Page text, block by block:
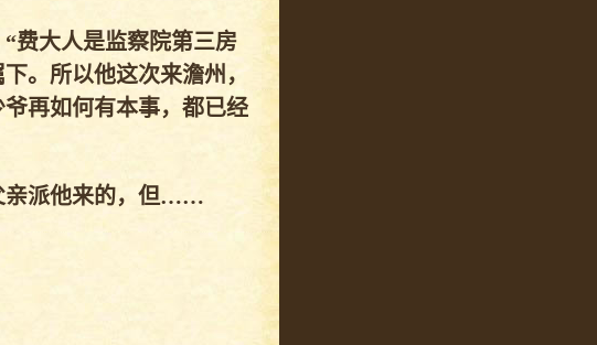
费大人是监察院第三房
。所以他这次来澹州，
再如何有本事，都已经
亲派他来的，但……